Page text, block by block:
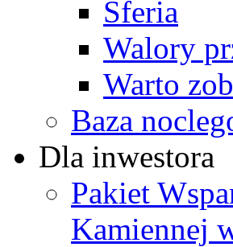
Sferia
Walory
Warto
Baza
Dla inwestora
Pakiet
Kamiennej